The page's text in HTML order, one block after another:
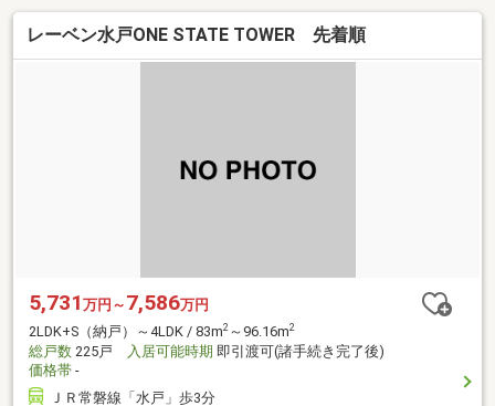
レーベン水戸ONE STATE TOWER 先着順
5,731 万円～ 7,586万円
2LDK+S（納戸）～4LDK / 83m2 ～96.16m2
総戸数 225戸 入居可能時期 即引渡可(諸手続き完了後)
価格帯 -
ＪＲ常磐線「水戸」歩3分